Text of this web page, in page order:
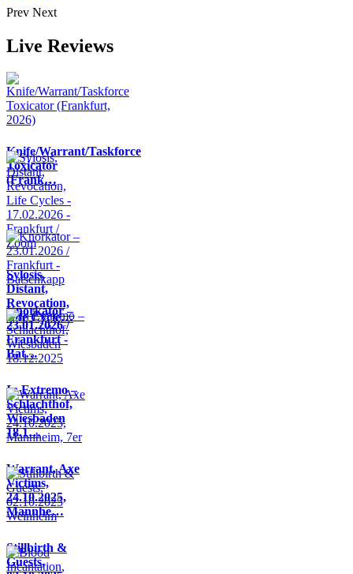
Prev Next
Live Reviews
Knife/Warrant/Taskforce
Toxicator
(Frank…
Sylosis,
Distant,
Revocation,
Life Cycle…
Knorkator –
23.01.2026 /
Frankfurt -
Bat…
In Extremo –
Schlachthof,
Wiesbaden
18.1…
Warrant, Axe
Victims,
24.10.2025,
Mannhe…
Stillbirth &
Guests,